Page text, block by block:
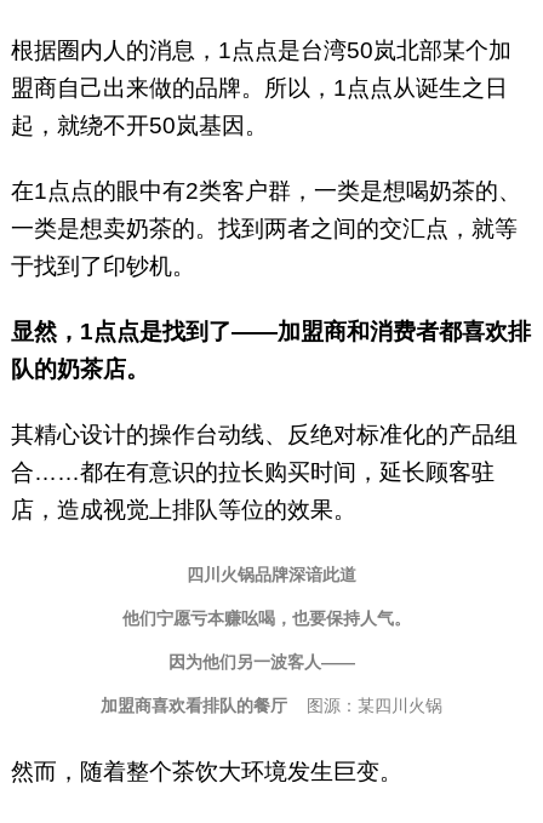
根据圈内人的消息，1点点是台湾50岚北部某个加
盟商自己出来做的品牌。所以，1点点从诞生之日
起，就绕不开50岚基因。
在1点点的眼中有2类客户群，一类是想喝奶茶的、
一类是想卖奶茶的。找到两者之间的交汇点，就等
于找到了印钞机。
显然，1点点是找到了——加盟商和消费者都喜欢排
队的奶茶店。
其精心设计的操作台动线、反绝对标准化的产品组
合……都在有意识的拉长购买时间，延长顾客驻
店，造成视觉上排队等位的效果。
四川火锅品牌深谙此道
他们宁愿亏本赚吆喝，也要保持人气。
因为他们另一波客人——
加盟商喜欢看排队的餐厅 图源：某四川火锅
然而，随着整个茶饮大环境发生巨变。